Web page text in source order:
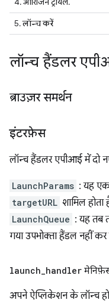
5.लॉन्च करें
लॉन्च हैंडलर
ब्राउज़र समर्थन
इंटरफ़ेस
लॉन्च हैंडलर एपीआई में दो
LaunchParams : यह
targetURL शामिल
LaunchQueue : यह तब
गया उपभोक्ता हैंडल नहीं कर
launch_handler
अपने ऐप्लिकेशन के लॉन्च